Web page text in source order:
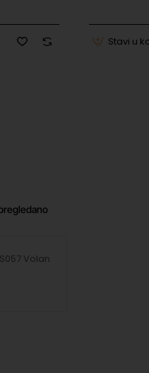
Racing | 6/F, 10th
|
Stavi u
Volan